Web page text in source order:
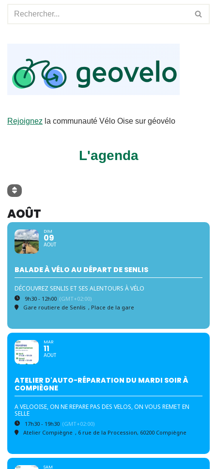
Rejoignez la communauté Vélo Oise sur géovélo
L'agenda
AOÛT
DIM
09
AOUT
BALADE À VÉLO AU DÉPART DE SENLIS
DÉCOUVREZ SENLIS ET SES ALENTOURS À VÉLO
9h30 - 12h00 (GMT+02:00)
Gare routiere de Senlis , Place de la gare
MAR
11
AOUT
ATELIER D'AUTO-RÉPARATION DU MARDI SOIR À
COMPIÈGNE
A VELOOISE, ON NE REPARE PAS DES VELOS, ON VOUS REMET EN
SELLE
17h30 - 19h30 (GMT+02:00)
Atelier Compiègne , 6 rue de la Procession, 60200 Compiègne
SAM